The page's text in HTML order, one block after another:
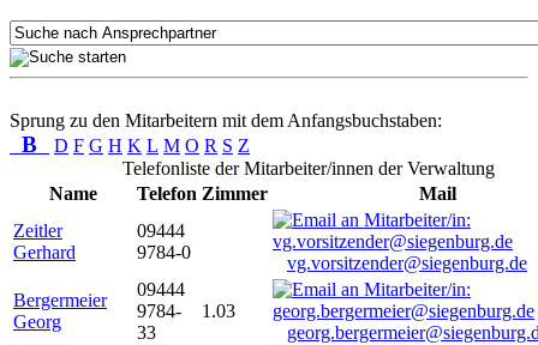
Sprung zu den Mitarbeitern mit dem Anfangsbuchstaben:
B D F G H K L M O R S Z
Telefonliste der Mitarbeiter/innen der Verwaltung
Name
Telefon Zimmer
Mail
Zeitler
Gerhard
09444
9784-0
vg.vorsitzender@siegenburg.de
Bergermeier
Georg
09444
9784-
33
1.03